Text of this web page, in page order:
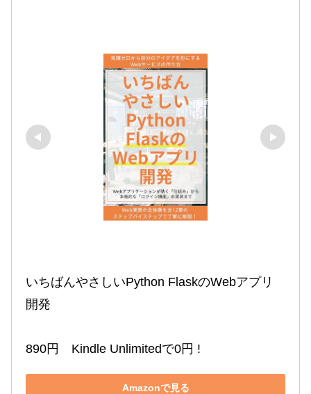
いちばんやさしいPython FlaskのWebアプリ
開発
890円　Kindle Unlimitedで0円 !
Amazonで見る